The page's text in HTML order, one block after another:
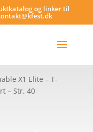
og linker til
X1 Elite – T-
– Str. 40